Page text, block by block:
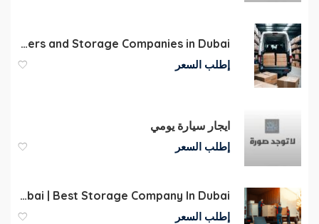
International Movers and Storage Companies in Dubai
إطلب السعر
ايجار سيارة يومي
إطلب السعر
Storage Dubai | Best Storage Company In Dubai
إطلب السعر